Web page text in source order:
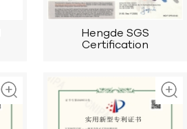
Hengde SGS
Certification